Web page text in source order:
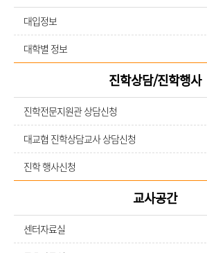
대입정보
대학별 정보
진학상담/진학행사
진학전문지원관 상담신청
대교협 진학상담교사 상담신청
진학 행사신청
교사공간
센터자료실